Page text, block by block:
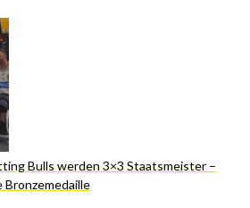
Bulls werden 3×3 Staatsmeister –
Bronzemedaille